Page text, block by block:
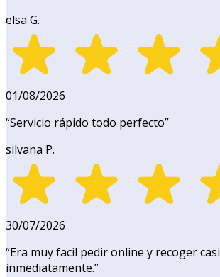
elsa G.
01/08/2026
“Servicio rápido todo perfecto”
silvana P.
30/07/2026
“Era muy facil pedir online y recoger casi
inmediatamente.”